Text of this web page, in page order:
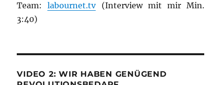
Team:labournet.tv(Interview mit mir Min.
3:40)
VIDEO 2: WIR HABEN GENÜGEND